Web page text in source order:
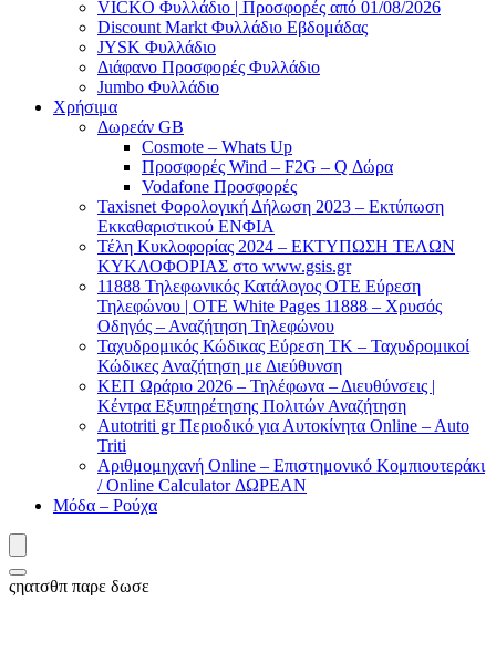
VICKO Φυλλάδιο | Προσφορές από 01/08/2026
Discount Markt Φυλλάδιο Εβδομάδας
JYSK Φυλλάδιο
Διάφανο Προσφορές Φυλλάδιο
Jumbo Φυλλάδιο
Χρήσιμα
Δωρεάν GB
Cosmote – Whats Up
Προσφορές Wind – F2G – Q Δώρα
Vodafone Προσφορές
Taxisnet Φορολογική Δήλωση 2023 – Εκτύπωση
Εκκαθαριστικού EΝΦΙΑ
Τέλη Kυκλοφορίας 2024 – ΕΚΤΥΠΩΣΗ ΤΕΛΩΝ
ΚΥΚΛΟΦΟΡΙΑΣ στο www.gsis.gr
11888 Τηλεφωνικός Κατάλογος ΟΤΕ Εύρεση
Τηλεφώνου | OTE White Pages 11888 – Χρυσός
Οδηγός – Αναζήτηση Τηλεφώνου
Ταχυδρομικός Κώδικας Εύρεση ΤΚ – Ταχυδρομικοί
Κώδικες Αναζήτηση με Διεύθυνση
ΚΕΠ Ωράριο 2026 – Τηλέφωνα – Διευθύνσεις |
Κέντρα Εξυπηρέτησης Πολιτών Αναζήτηση
Autotriti gr Περιοδικό για Αυτοκίνητα Online – Auto
Triti
Αριθμομηχανή Online – Επιστημονικό Κομπιουτεράκι
/ Online Calculator ΔΩΡΕΑΝ
Μόδα – Ρούχα
ςηατσθπ παρε δωσε